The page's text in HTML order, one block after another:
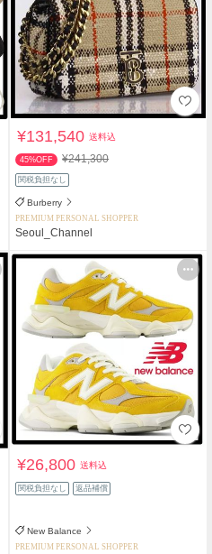
¥131,540送料込
45%OFF ¥241,300
関税負担なし
Burberry
PREMIUM PERSONAL SHOPPER
Seoul_Channel
¥26,800送料込
関税負担なし 返品補償
New Balance
PREMIUM PERSONAL SHOPPER